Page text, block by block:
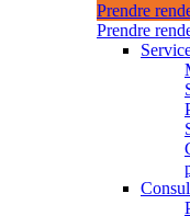
Prendre
Prendre